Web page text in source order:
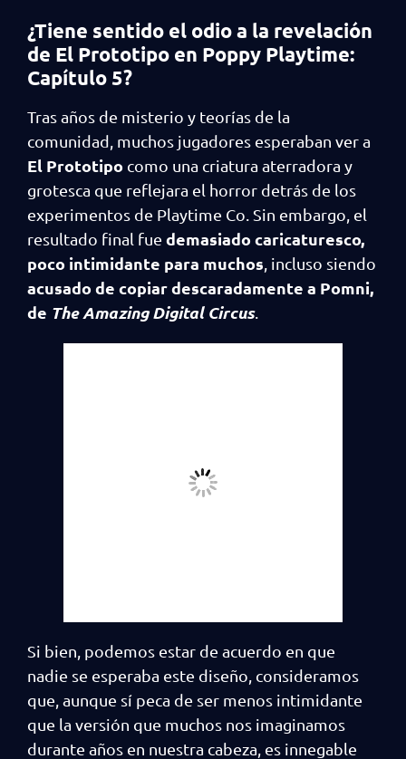
¿Tiene sentido el odio a la revelación
de El Prototipo en Poppy Playtime:
Capítulo 5?
Tras años de misterio y teorías de la
comunidad, muchos jugadores esperaban ver a
El Prototipo como una criatura aterradora y
grotesca que reflejara el horror detrás de los
experimentos de Playtime Co. Sin embargo, el
resultado final fue demasiado caricaturesco,
poco intimidante para muchos , incluso siendo
acusado de copiar descaradamente a Pomni,
de The Amazing Digital Circus.
Si bien, podemos estar de acuerdo en que
nadie se esperaba este diseño, consideramos
que, aunque sí peca de ser menos intimidante
que la versión que muchos nos imaginamos
durante años en nuestra cabeza, es innegable